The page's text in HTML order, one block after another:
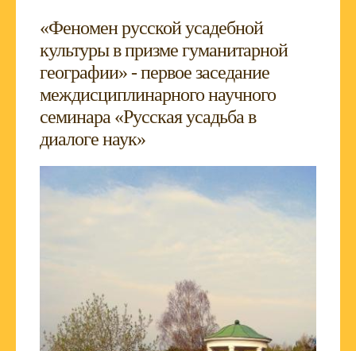
«Феномен русской усадебной
культуры в призме гуманитарной
географии» - первое заседание
междисциплинарного научного
семинара «Русская усадьба в
диалоге наук»